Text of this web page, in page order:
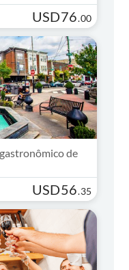
USD76.00
de
USD56.35